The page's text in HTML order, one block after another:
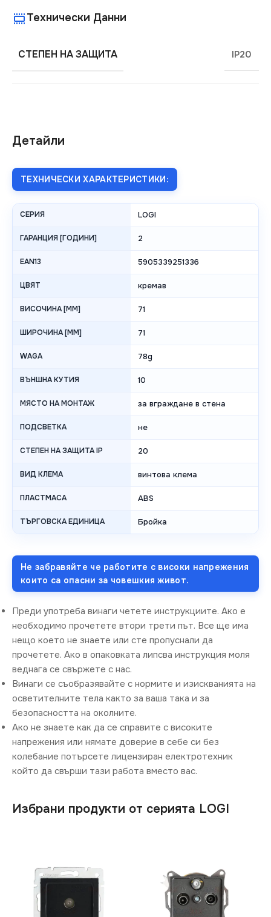
Детайли
ТЕХНИЧЕСКИ ХАРАКТЕРИСТИКИ:
СЕРИЯ LOGI
ГАРАНЦИЯ [ГОДИНИ] 2
EAN13 5905339251336
ЦВЯТ кремав
ВИСОЧИНА [MM] 71
ШИРОЧИНА [MM] 71
WAGA 78g
ВЪНШНА КУТИЯ 10
МЯСТО НА МОНТАЖ за вграждане в стена
ПОДСВЕТКА не
СТЕПЕН НА ЗАЩИТА IP 20
ВИД КЛЕМА винтова клема
ПЛАСТМАСА ABS
ТЪРГОВСКА ЕДИНИЦА Бройка
Не забравяйте че работите с високи напрежения
които са опасни за човешкия живот.
Преди употреба винаги четете инструкциите. Ако е
необходимо прочетете втори трети път. Все ще има
нещо което не знаете или сте пропуснали да
прочетете. Ако в опаковката липсва инструкция моля
веднага се свържете с нас.
Винаги се съобразявайте с нормите и изискванията на
осветителните тела както за ваша така и за
безопасността на околните.
Ако не знаете как да се справите с високите
напрежения или нямате доверие в себе си без
колебание потърсете лицензиран електротехник
който да свърши тази работа вместо вас.
Избрани продукти от серията LOGI
Технически Данни
СТЕПЕН НА ЗАЩИТА IP20